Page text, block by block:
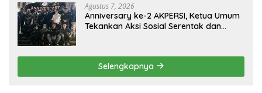
Agustus 7, 2026
Anniversary ke-2 AKPERSI, Ketua Umum
Tekankan Aksi Sosial Serentak dan
Selengkapnya